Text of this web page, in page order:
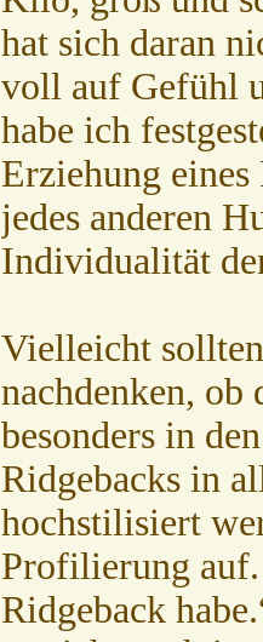
hat sich daran
voll auf Gefühl
habe ich
Erziehung eines
jedes anderen
Individualität
Vielleicht
nachdenken, ob
besonders in
Ridgebacks in
hochstilisiert
Profilierung
Ridgeback